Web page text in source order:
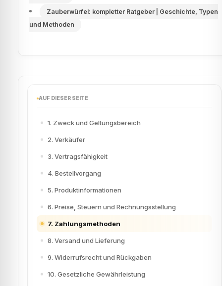
AUF DIESER SEITE
1. Zweck und Geltungsbereich
2. Verkäufer
3. Vertragsfähigkeit
4. Bestellvorgang
5. Produktinformationen
6. Preise, Steuern und Rechnungsstellung
7. Zahlungsmethoden
8. Versand und Lieferung
9. Widerrufsrecht und Rückgaben
10. Gesetzliche Gewährleistung
Zauberwürfel: kompletter Ratgeber | Geschichte, Typen
und Methoden